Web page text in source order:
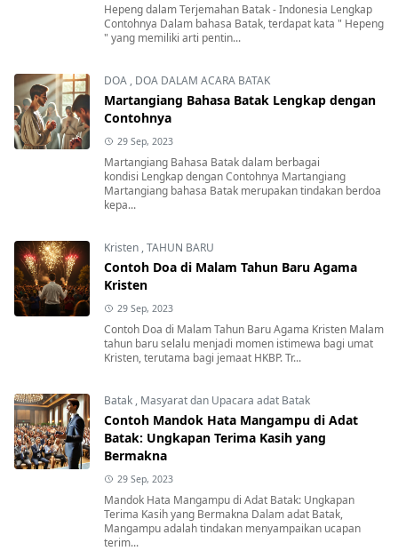
Hepeng dalam Terjemahan Batak - Indonesia Lengkap
Contohnya Dalam bahasa Batak, terdapat kata " Hepeng
" yang memiliki arti pentin...
DOA , DOA DALAM ACARA BATAK
Martangiang Bahasa Batak Lengkap dengan
Contohnya
29 Sep, 2023
Martangiang Bahasa Batak dalam berbagai
kondisi Lengkap dengan Contohnya Martangiang
Martangiang bahasa Batak merupakan tindakan berdoa
kepa...
Kristen ,TAHUN BARU
Contoh Doa di Malam Tahun Baru Agama
Kristen
29 Sep, 2023
Contoh Doa di Malam Tahun Baru Agama Kristen Malam
tahun baru selalu menjadi momen istimewa bagi umat
Kristen, terutama bagi jemaat HKBP. Tr...
Batak , Masyarat dan Upacara adat Batak
Contoh Mandok Hata Mangampu di Adat
Batak: Ungkapan Terima Kasih yang
Bermakna
29 Sep, 2023
Mandok Hata Mangampu di Adat Batak: Ungkapan
Terima Kasih yang Bermakna Dalam adat Batak,
Mangampu adalah tindakan menyampaikan ucapan
terim...